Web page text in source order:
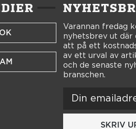
Varannan fredag
nyhetsbrev ut där
att på ett
av ett urval av
och de senaste
branschen.
SKRIV